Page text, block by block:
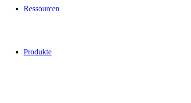
Ressourcen
Produkte